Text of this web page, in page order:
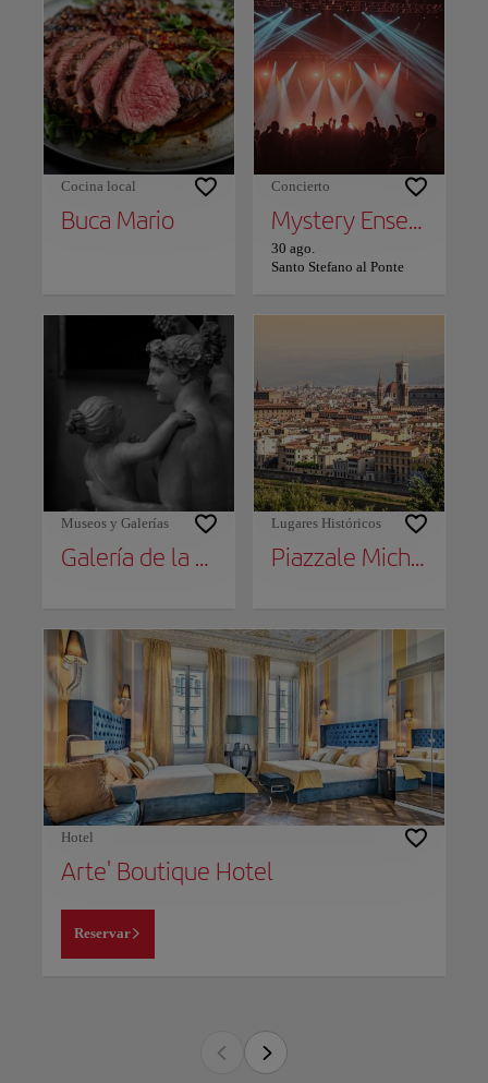
Cocina local
Buca Mario
Concierto
Mystery Ensemble
30 ago.
Santo Stefano al Ponte
Museos y Galerías
Galería de la Academia
Lugares Históricos
Piazzale Michelangelo
Hotel
Arte' Boutique Hotel
Reservar